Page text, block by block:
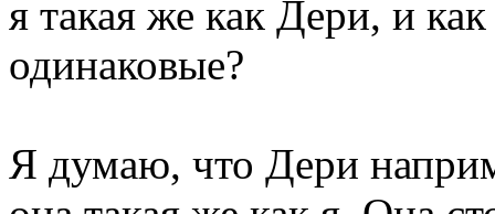
я такая же как Дери, и
одинаковые?
Я думаю, что Дери